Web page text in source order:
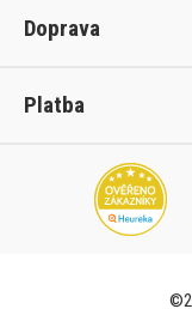
Doprava
Platba